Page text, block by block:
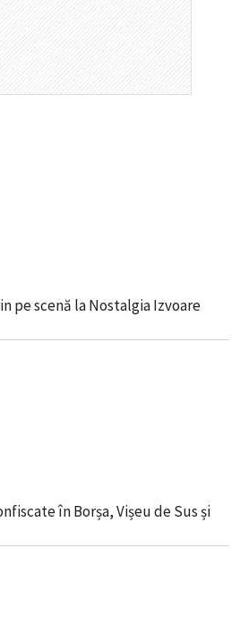
pe scenă la Nostalgia Izvoare
în Borșa, Vișeu de Sus și